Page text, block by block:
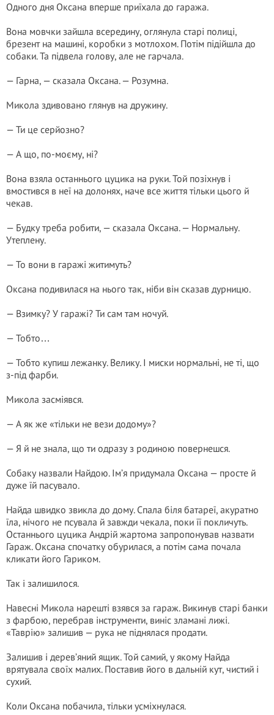
Одного дня Оксана вперше приїхала до гаража.
Вона мовчки зайшла всередину, оглянула старі полиці,
брезент на машині, коробки з мотлохом. Потім підійшла до
собаки. Та підвела голову, але не гарчала.
— Гарна, — сказала Оксана. — Розумна.
Микола здивовано глянув на дружину.
— Ти це серйозно?
— А що, по-моєму, ні?
Вона взяла останнього цуцика на руки. Той позіхнув і
вмостився в неї на долонях, наче все життя тільки цього й
чекав.
— Будку треба робити, — сказала Оксана. — Нормальну.
Утеплену.
— То вони в гаражі житимуть?
Оксана подивилася на нього так, ніби він сказав дурницю.
— Взимку? У гаражі? Ти сам там ночуй.
— Тобто…
— Тобто купиш лежанку. Велику. І миски нормальні, не ті, що
з-під фарби.
Микола засміявся.
— А як же «тільки не вези додому»?
— Я й не знала, що ти одразу з родиною повернешся.
Собаку назвали Найдою. Ім’я придумала Оксана — просте й
дуже їй пасувало.
Найда швидко звикла до дому. Спала біля батареї, акуратно
їла, нічого не псувала й завжди чекала, поки її покличуть.
Останнього цуцика Андрій жартома запропонував назвати
Гараж. Оксана спочатку обурилася, а потім сама почала
кликати його Гариком.
Так і залишилося.
Навесні Микола нарешті взявся за гараж. Викинув старі банки
з фарбою, перебрав інструменти, виніс зламані лижі.
«Таврію» залишив — рука не піднялася продати.
Залишив і дерев’яний ящик. Той самий, у якому Найда
врятувала своїх малих. Поставив його в дальній кут, чистий і
сухий.
Коли Оксана побачила, тільки усміхнулася.